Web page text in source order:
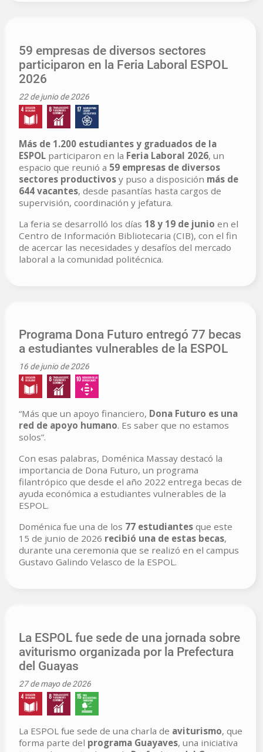
59 empresas de diversos sectores
participaron en la Feria Laboral ESPOL
2026
22 de junio de 2026
Más de 1.200 estudiantes y graduados de la
ESPOL participaron en la Feria Laboral 2026, un
espacio que reunió a 59 empresas de diversos
sectores productivos y puso a disposición más de
644 vacantes, desde pasantías hasta cargos de
supervisión, coordinación y jefatura.
La feria se desarrolló los días 18 y 19 de junio en el
Centro de Información Bibliotecaria (CIB), con el fin
de acercar las necesidades y desafíos del mercado
laboral a la comunidad politécnica.
Programa Dona Futuro entregó 77 becas
a estudiantes vulnerables de la ESPOL
16 de junio de 2026
“Más que un apoyo financiero, Dona Futuro es una
red de apoyo humano. Es saber que no estamos
solos”.
Con esas palabras, Doménica Massay destacó la
importancia de Dona Futuro, un programa
filantrópico que desde el año 2022 entrega becas de
ayuda económica a estudiantes vulnerables de la
ESPOL.
Doménica fue una de los 77 estudiantes que este
15 de junio de 2026 recibió una de estas becas,
durante una ceremonia que se realizó en el campus
Gustavo Galindo Velasco de la ESPOL.
La ESPOL fue sede de una jornada sobre
aviturismo organizada por la Prefectura
del Guayas
27 de mayo de 2026
La ESPOL fue sede de una charla de aviturismo, que
forma parte del programa Guayaves, una iniciativa